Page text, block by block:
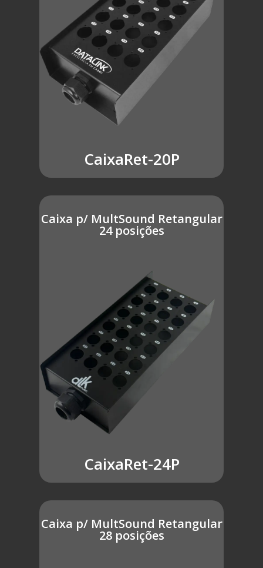
CaixaRet-20P
Caixa p/ MultSound Retangular
24 posições
CaixaRet-24P
Caixa p/ MultSound Retangular
28 posições